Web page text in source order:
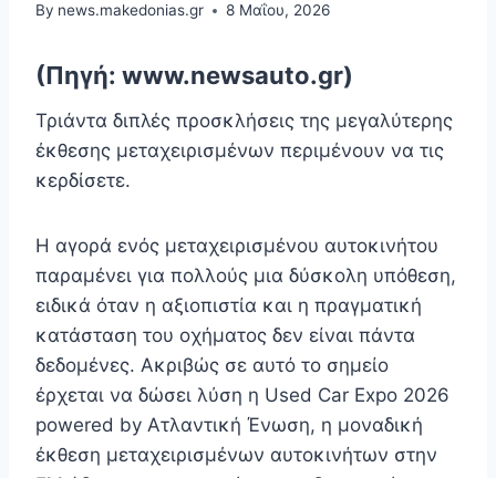
By news.makedonias.gr 8 Μαΐου, 2026
(Πηγή: www.newsauto.gr)
Τριάντα διπλές προσκλήσεις της μεγαλύτερης
έκθεσης μεταχειρισμένων περιμένουν να τις
κερδίσετε.
Η αγορά ενός μεταχειρισμένου αυτοκινήτου
παραμένει για πολλούς μια δύσκολη υπόθεση,
ειδικά όταν η αξιοπιστία και η πραγματική
κατάσταση του οχήματος δεν είναι πάντα
δεδομένες. Ακριβώς σε αυτό το σημείο
έρχεται να δώσει λύση η Used Car Expo 2026
powered by Ατλαντική Ένωση, η μοναδική
έκθεση μεταχειρισμένων αυτοκινήτων στην